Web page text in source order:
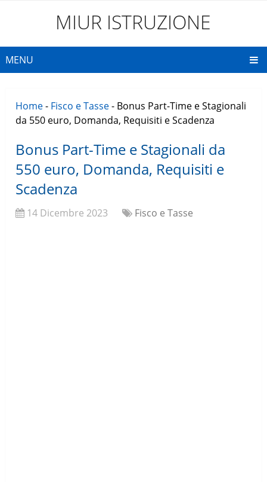
MIUR ISTRUZIONE
MENU
Home- Fisco e Tasse- Bonus Part-Time e Stagionali
da 550 euro, Domanda, Requisiti e Scadenza
Bonus Part-Time e Stagionali da
550 euro, Domanda, Requisiti e
Scadenza
14 Dicembre 2023 Fisco e Tasse